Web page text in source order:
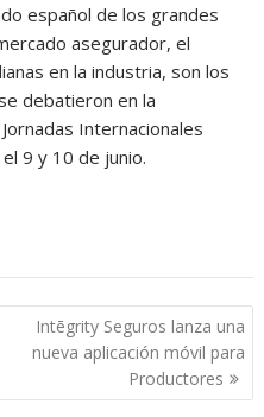
español de los grandes
asegurador, el
en la industria, son los
debatieron en la
Internacionales
9 y 10 de junio.
Intēgrity Seguros lanza una
nueva aplicación móvil para
Productores